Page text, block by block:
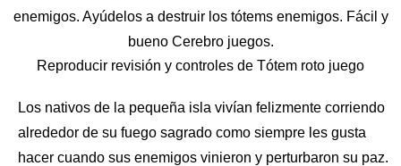
enemigos. Ayúdelos a destruir los tótems enemigos. Fácil y
bueno Cerebro juegos.
Reproducir revisión y controles de Tótem roto juego
Los nativos de la pequeña isla vivían felizmente corriendo
alrededor de su fuego sagrado como siempre les gusta
hacer cuando sus enemigos vinieron y perturbaron su paz.